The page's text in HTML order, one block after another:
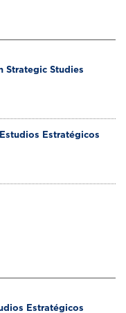
Strategic Studies
Estratégicos
Estratégicos